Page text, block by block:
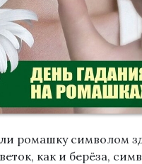
ромашку символом
как и берёза,